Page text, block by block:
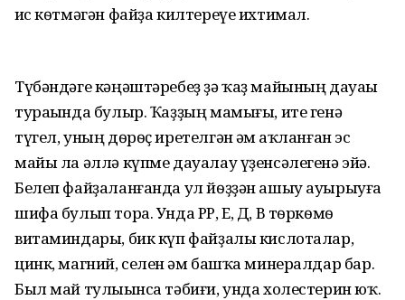
һис кѳтмәгән файҙа килтереүе ихтимал.
Түбәндәге кәңәштәребеҙ ҙә ҡаҙ майының дауаһы
тураһында булыр. Ҡаҙҙың мамығы, ите генә
түгел, уның дѳрѳҫ иретелгән һәм һаҡланған эс
майы ла әллә күпме дауалау үҙенсәлегенә эйә.
Белеп файҙаланғанда ул йѳҙҙән ашыу ауырыуға
шифа булып тора. Унда РР, Е, Д, В тѳркѳмѳ
витаминдары, бик күп файҙалы кислоталар,
цинк, магний, селен һәм башҡа минералдар бар.
Был май тулыһынса тәбиғи, унда холестерин юҡ.